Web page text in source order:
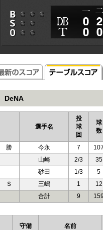
DeNA
選手名
投
球
回
球
数
勝 今永 7
山崎
2/3
35
砂田
1/3
5
Ｓ
三嶋 1
12
合計
9
守備 名前